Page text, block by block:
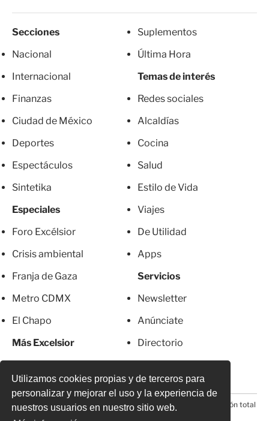
Utilizamos cookies propias y de terceros para
personalizar y mejorar el uso y la experiencia de
nuestros usuarios en nuestro sitio web.
Secciones
Nacional
Internacional
Finanzas
Ciudad de México
Deportes
Espectáculos
Sintetika
Especiales
Foro Excélsior
Crisis ambiental
Franja de Gaza
Metro CDMX
El Chapo
Más Excelsior
Suplementos
Última Hora
Temas de interés
Redes sociales
Alcaldías
Cocina
Salud
Estilo de Vida
Viajes
De Utilidad
Apps
Servicios
Newsletter
Anúnciate
Directorio
© 2026 Todos los derechos reservados. Prohibida la reproducción total
o parcial, incluyendo cualquier medio electrónico*